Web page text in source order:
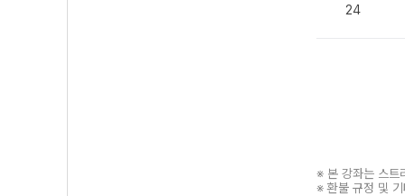
24
※ 본 강좌는 스트
※ 환불 규정 및